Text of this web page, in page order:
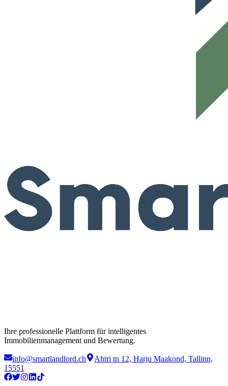
Ihre professionelle Plattform für intelligentes
Immobilienmanagement und Bewertung.
info@smartlandlord.ch
Ahtri tn 12, Harju Maakond, Tallinn,
15551